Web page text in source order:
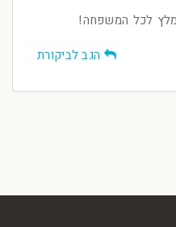
לכל המשפחה!
הגב לביקורת